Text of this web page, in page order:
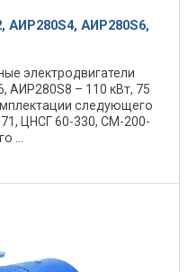
АИР280S4, АИР280S6,
электродвигатели
АИР280S8 – 110 кВт, 75
следующего
ЦНСГ 60-330, СМ-200-
...